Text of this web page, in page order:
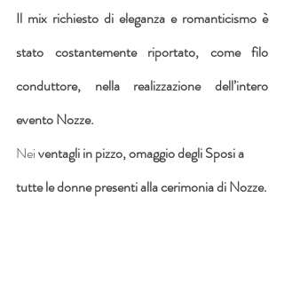
Il mix richiesto di eleganza e romanticismo è
stato costantemente riportato, come filo
conduttore, nella realizzazione dell’intero
evento Nozze.
Nei ventagli in pizzo, omaggio degli Sposi a
tutte le donne presenti alla cerimonia di Nozze.